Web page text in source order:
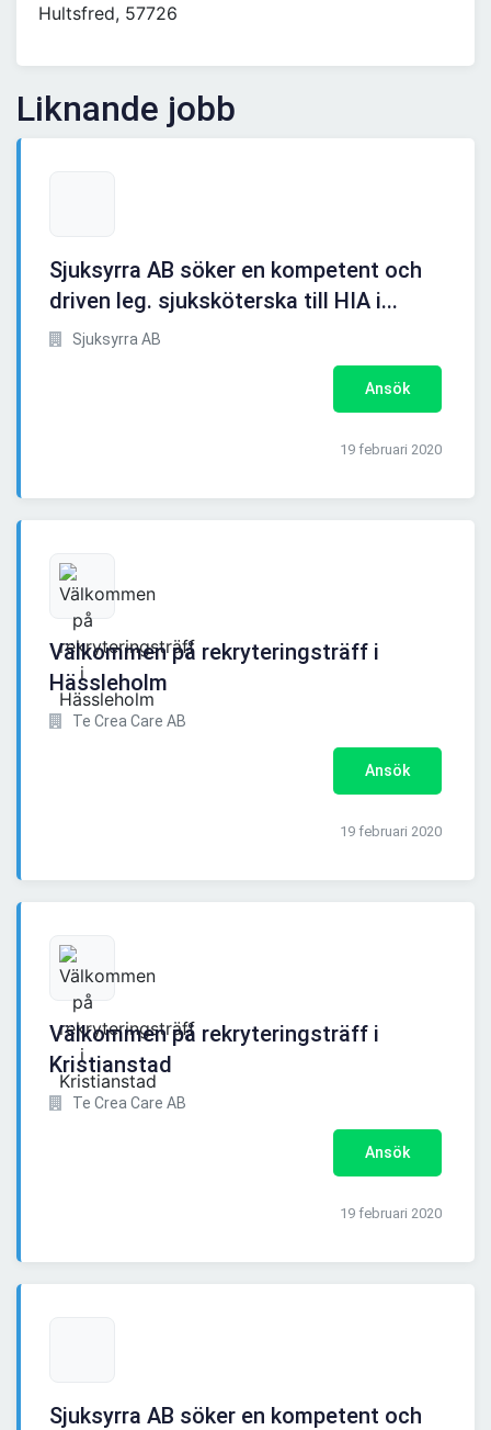
Hultsfred, 57726
Liknande jobb
Sjuksyrra AB söker en kompetent och
driven leg. sjuksköterska till HIA i...
Sjuksyrra AB
Ansök
19 februari 2020
Välkommen på rekryteringsträff i
Hässleholm
Te Crea Care AB
Ansök
19 februari 2020
Välkommen på rekryteringsträff i
Kristianstad
Te Crea Care AB
Ansök
19 februari 2020
Sjuksyrra AB söker en kompetent och